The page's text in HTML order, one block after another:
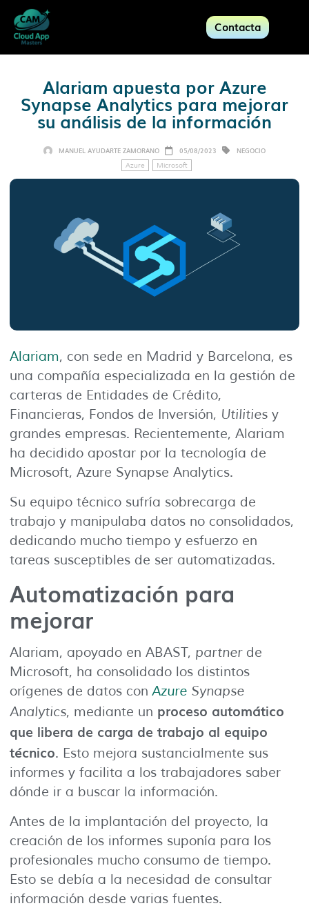
Contacta
Alariam apuesta por Azure
Synapse Analytics para mejorar
su análisis de la información
MANUEL AYUDARTE ZAMORANO 05/08/2023 NEGOCIO
Azure Microsoft
Alariam, con sede en Madrid y Barcelona, es
una compañía especializada en la gestión de
carteras de Entidades de Crédito,
Financieras, Fondos de Inversión, Utilities y
grandes empresas. Recientemente, Alariam
ha decidido apostar por la tecnología de
Microsoft, Azure Synapse Analytics.
Su equipo técnico sufría sobrecarga de
trabajo y manipulaba datos no consolidados,
dedicando mucho tiempo y esfuerzo en
tareas susceptibles de ser automatizadas.
Automatización para
mejorar
Alariam, apoyado en ABAST, partnerde
Microsoft, ha consolidado los distintos
orígenes de datos con Azure Synapse
Analytics, mediante un proceso automático
que libera de carga de trabajo al equipo
técnico. Esto mejora sustancialmente sus
informes y facilita a los trabajadores saber
dónde ir a buscar la información.
Antes de la implantación del proyecto, la
creación de los informes suponía para los
profesionales mucho consumo de tiempo.
Esto se debía a la necesidad de consultar
información desde varias fuentes.